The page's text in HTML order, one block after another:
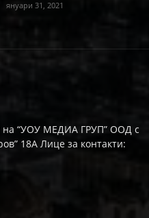
януари 31, 2021
на “УОУ МЕДИА ГРУП” ООД с
18А Лице за контакти: